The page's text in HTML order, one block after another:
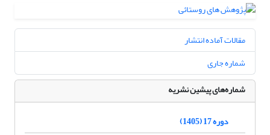
مقالات آماده انتشار
شماره جاری
شماره‌های پیشین نشریه
دوره 17 (1405)